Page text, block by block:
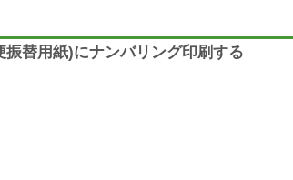
替用紙)にナンバリング印刷する